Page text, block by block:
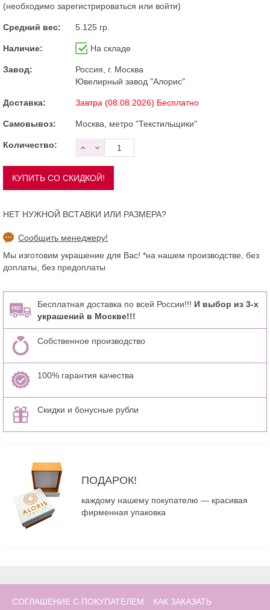
(необходимо зарегистрироваться или войти)
Средний вес: 5.125 гр.
Наличие: На складе
Завод:
Россия, г. Москва
Ювелирный завод "Алорис"
Доставка: Завтра (08.08.2026) Бесплатно
Самовывоз: Москва, метро "Текстильщики"
Количество:
НЕТ НУЖНОЙ ВСТАВКИ ИЛИ РАЗМЕРА?
Сообщить менеджеру!
Мы изготовим украшение для Вас! *на нашем производстве, без
доплаты, без предоплаты
Бесплатная доставка по всей России!!! И выбор из 3-х
украшений в Москве!!!
Собственное производство
100% гарантия качества
Скидки и бонусные рубли
ПОДАРОК!
каждому нашему покупателю — красивая
фирменная упаковка
СОГЛАШЕНИЕ С ПОКУПАТЕЛЕМ КАК ЗАКАЗАТЬ